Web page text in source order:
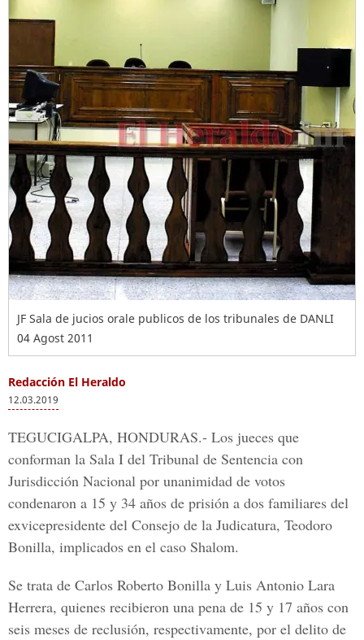
JF Sala de jucios orale publicos de los tribunales de DANLI
04 Agost 2011
Redacción El Heraldo
12.03.2019
TEGUCIGALPA, HONDURAS.- Los jueces que
conforman la Sala I del Tribunal de Sentencia con
Jurisdicción Nacional por unanimidad de votos
condenaron a 15 y 34 años de prisión a dos familiares del
exvicepresidente del Consejo de la Judicatura, Teodoro
Bonilla, implicados en el caso Shalom.
Se trata de Carlos Roberto Bonilla y Luis Antonio Lara
Herrera, quienes recibieron una pena de 15 y 17 años con
seis meses de reclusión, respectivamente, por el delito de